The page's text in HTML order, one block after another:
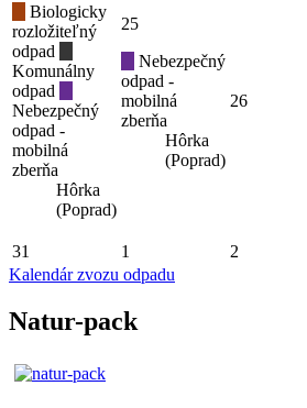
Biologicky
rozložiteľný
odpad
Komunálny
odpad
Nebezpečný
odpad -
mobilná
zberňa
Hôrka
(Poprad)
25
Nebezpečný
odpad -
mobilná
zberňa
Hôrka
(Poprad)
26
31 1 2
Kalendár zvozu odpadu
Natur-pack